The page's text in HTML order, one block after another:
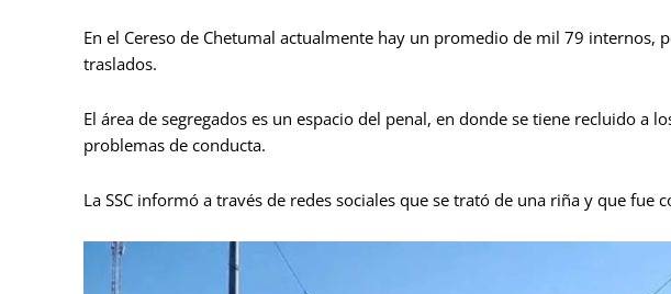
En el Cereso de Chetumal actualmente hay un promedio de mil 79 internos,
traslados.
El área de segregados es un espacio del penal, en donde se tiene recluido a
problemas de conducta.
La SSC informó a través de redes sociales que se trató de una riña y que fue